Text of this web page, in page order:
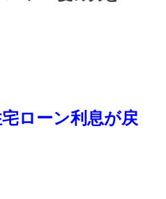
ローン利息が戻